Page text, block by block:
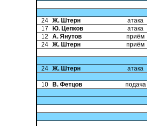
24 Ж. Штерн
атака
17
Ю. Цепков
атака
12
А. Янутов
приём
24 Ж. Штерн приём
24 Ж. Штерн атака
10 В. Фетцов подача